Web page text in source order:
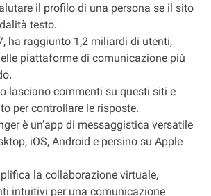
il profilo di una persona se il sito
testo.
ha raggiunto 1,2 miliardi di utenti,
piattaforme di comunicazione più
lasciano commenti su questi siti e
per controllare le risposte.
è un’app di messaggistica versatile
iOS, Android e persino su Apple
la collaborazione virtuale,